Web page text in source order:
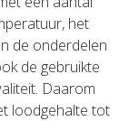
het
de onderdelen
de gebruikte
Daarom
loodgehalte tot